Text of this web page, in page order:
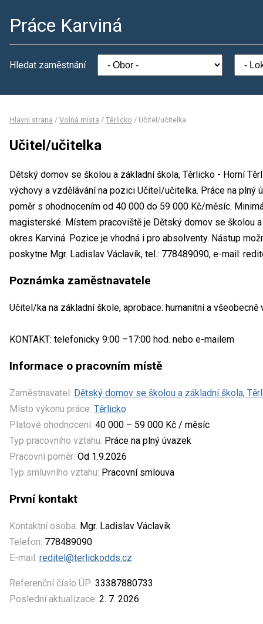
Práce Karviná
Hledat zaměstnání
Hlavní strana / Volná místa / Těrlicko / Učitel/učitelka
Učitel/učitelka
Dětský domov se školou a základní škola, Těrlicko - Horní
výchovy a vzdělávání na pozici Učitel/učitelka. Práce na plný
poměr s ohodnocením od 40 000 do 59 000 Kč/měsíc.
magisterské. Místem pracoviště je Dětský domov se školou
okres Karviná. Pozice je vhodná i pro absolventy. Nástup
poskytne Mgr. Ladislav Václavík, tel.: 778489090, e-mail:
Poznámka zaměstnavatele
Učitel/ka na základní škole, aprobace: humanitní a
KONTAKT: telefonicky 9:00 –17:00 hod. nebo e-mailem
Informace o pracovním místě
Zaměstnavatel: Dětský domov se školou a základní škola,
Místo výkonu práce: Těrlicko
Platové ohodnocení: 40 000 – 59 000 Kč / měsíc
Typ pracovního vztahu: Práce na plný úvazek
Pracovní poměr: Od 1.9.2026
Typ smluvního vztahu: Pracovní smlouva
První kontakt
Kontaktní osoba: Mgr. Ladislav Václavík
Telefon: 778489090
E-mail: reditel@terlickodds.cz
Referenční číslo ÚP: 33387880733
Poslední aktualizace: 2. 7. 2026